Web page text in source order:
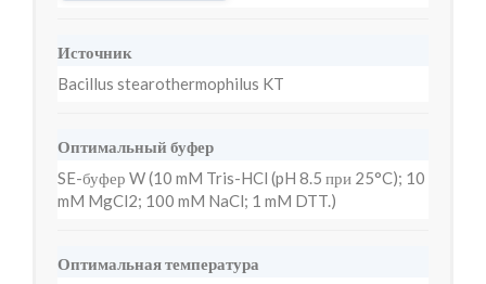
Источник
Bacillus stearothermophilus KT
Оптимальный буфер
SE-буфер W (10 mM Tris-HCl (pH 8.5 при 25°C); 10
mM MgCl2; 100 mM NaCl; 1 mM DTT.)
Оптимальная температура